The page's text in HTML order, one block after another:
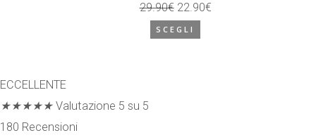
29.90€
Il
prezzo
22.90€
SCEGLI
ECCELLENTE
★★★★★ Valutazione 5 su 5
180 Recensioni